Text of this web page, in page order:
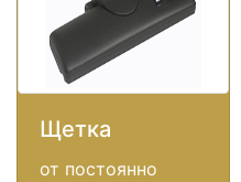
Щетка
от постоянно